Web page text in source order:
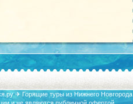
✈ Горящие туры из Нижнего Новгорода